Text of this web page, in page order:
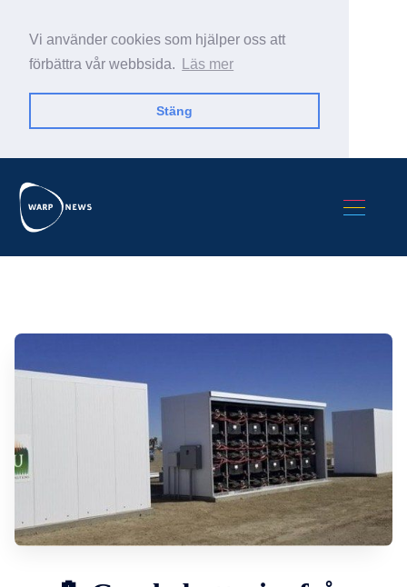
Vi använder cookies som hjälper oss att
förbättra vår webbsida.
Läs mer
Stäng